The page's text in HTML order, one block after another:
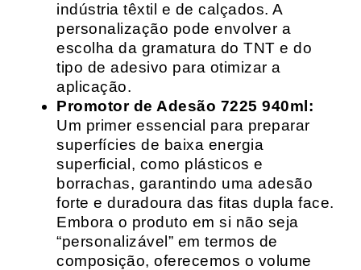
indústria têxtil e de calçados. A
personalização pode envolver a
escolha da gramatura do TNT e do
tipo de adesivo para otimizar a
aplicação.
Promotor de Adesão 7225 940ml:
Um primer essencial para preparar
superfícies de baixa energia
superficial, como plásticos e
borrachas, garantindo uma adesão
forte e duradoura das fitas dupla face.
Embora o produto em si não seja
“personalizável” em termos de
composição, oferecemos o volume